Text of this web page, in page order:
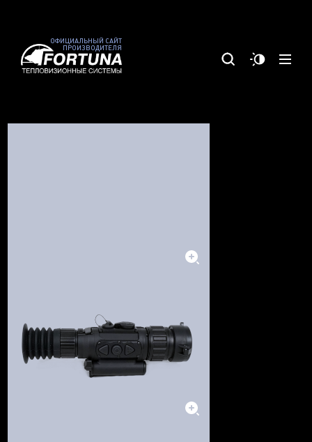
ОФИЦИАЛЬНЫЙ САЙТ
ПРОИЗВОДИТЕЛЯ